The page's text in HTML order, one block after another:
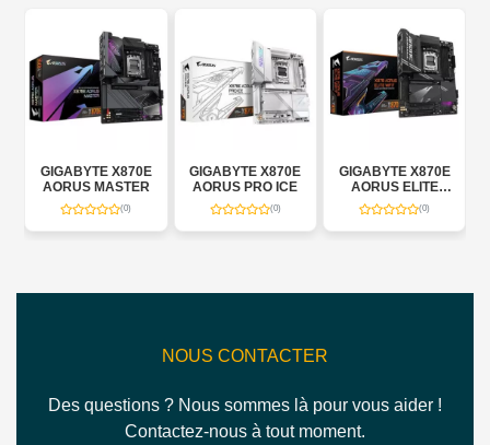
GIGABYTE X870E
AORUS MASTER
(0)
GIGABYTE X870E
AORUS PRO ICE
(0)
GIGABYTE X870E
AORUS ELITE
WIFI7
(0)
NOUS CONTACTER
Des questions ? Nous sommes là pour vous aider !
Contactez-nous à tout moment.